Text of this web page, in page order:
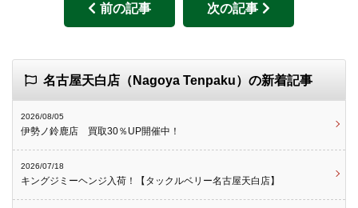
前の記事 次の記事
名古屋天白店（Nagoya Tenpaku）の新着記事
2026/08/05
伊勢ノ鈴鹿店 買取30％UP開催中！
2026/07/18
キングジミーヘンジ入荷！【タックルベリー名古屋天白店】